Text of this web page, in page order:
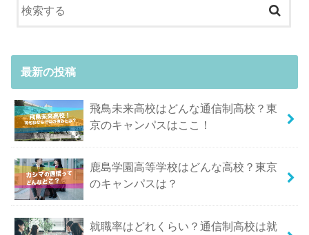
最新の投稿
飛鳥未来高校はどんな通信制高校？東
京のキャンパスはここ！
鹿島学園高等学校はどんな高校？東京
のキャンパスは？
就職率はどれくらい？通信制高校は就